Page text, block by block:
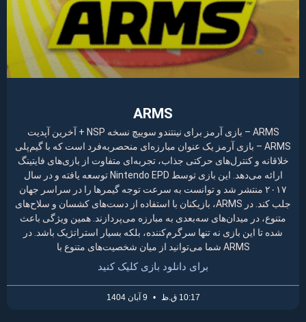
ARMS
ARMS – بازی آرمز برای نینتندو سوییچ نسخه NSP + آخرین آپدیت
ARMS – بازی آرمز یک عنوان مبارزه‌ای منحصربه‌فرد است که با گیم‌پلی
خلاقانه و کنترل‌های حرکتی جذاب، تجربه‌ای متفاوت از بازی‌های فایتینگ
ارائه می‌دهد. این بازی توسط Nintendo EPD توسعه یافته و در سال
۲۰۱۷ منتشر شد و توانست به سرعت توجه گیمرها را در سراسر جهان
جلب کند. در ARMS، بازیکنان با استفاده از دست‌های کشسان و سلاح‌های
متنوع، در میدان‌های سه‌بعدی به مبارزه می‌پردازند. همین ویژگی باعث
شده تا این بازی نه تنها سرگرم‌کننده، بلکه بسیار استراتژیک باشد. در
ARMS شما می‌توانید از میان شخصیت‌های متنوع با
برای دانلود بازی کلیک کنید
10:17 ق.ظ